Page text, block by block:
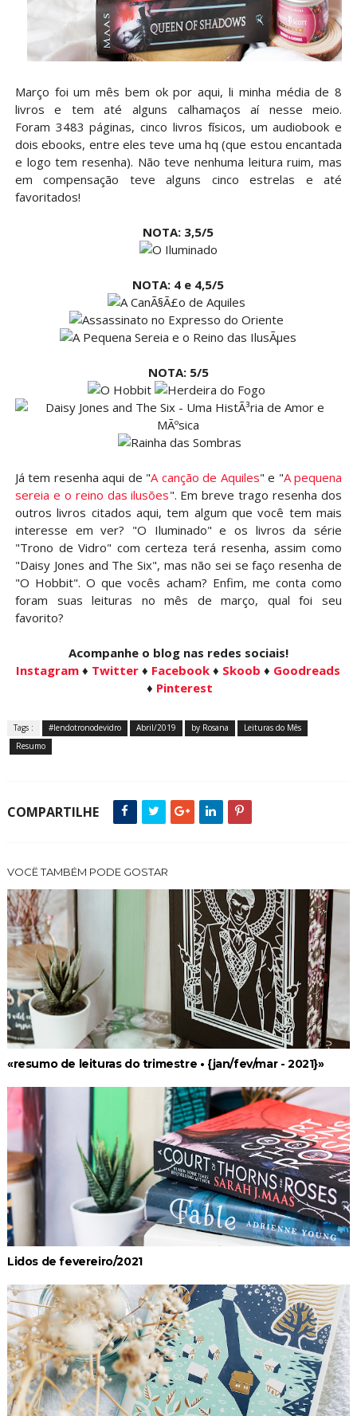
Março foi um mês bem ok por aqui, li minha média de 8
livros e tem até alguns calhamaços aí nesse meio.
Foram 3483 páginas, cinco livros físicos, um audiobook e
dois ebooks, entre eles teve uma hq (que estou encantada
e logo tem resenha). Não teve nenhuma leitura ruim, mas
em compensação teve alguns cinco estrelas e até
favoritados!
NOTA: 3,5/5
NOTA: 4 e 4,5/5
NOTA: 5/5
Já tem resenha aqui de "A canção de Aquiles" e "A pequena
sereia e o reino das ilusões". Em breve trago resenha dos
outros livros citados aqui, tem algum que você tem mais
interesse em ver? "O Iluminado" e os livros da série
"Trono de Vidro" com certeza terá resenha, assim como
"Daisy Jones and The Six", mas não sei se faço resenha de
"O Hobbit". O que vocês acham? Enfim, me conta como
foram suas leituras no mês de março, qual foi seu
favorito?
Acompanhe o blog nas redes sociais!
Instagram ♦ Twitter ♦ Facebook ♦ Skoob ♦ Goodreads
♦ Pinterest
Tags : #lendotronodevidro Abril/2019 by Rosana
Leituras do Mês
Resumo
COMPARTILHE
VOCÊ TAMBÉM PODE GOSTAR
«resumo de leituras do trimestre • {jan/fev/mar - 2021}»
Lidos de fevereiro/2021